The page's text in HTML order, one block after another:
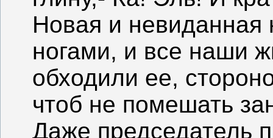
Новая и невиданная
ногами, и все наши
обходили ее,
чтоб не помешать
Даже председатель